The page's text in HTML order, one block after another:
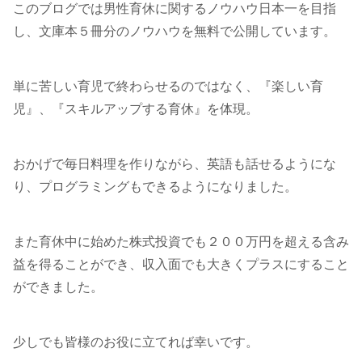
このブログでは男性育休に関するノウハウ日本一を目指
し、文庫本５冊分のノウハウを無料で公開しています。
単に苦しい育児で終わらせるのではなく、『楽しい育
児』、『スキルアップする育休』を体現。
おかげで毎日料理を作りながら、英語も話せるようにな
り、プログラミングもできるようになりました。
また育休中に始めた株式投資でも２００万円を超える含み
益を得ることができ、収入面でも大きくプラスにすること
ができました。
少しでも皆様のお役に立てれば幸いです。